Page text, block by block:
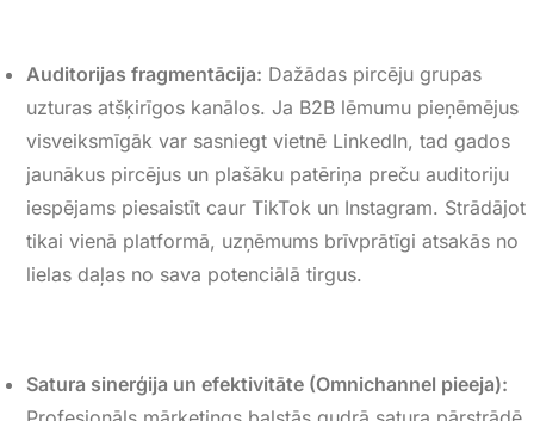
Auditorijas fragmentācija: Dažādas pircēju grupas
uzturas atšķirīgos kanālos. Ja B2B lēmumu pieņēmējus
visveiksmīgāk var sasniegt vietnē LinkedIn, tad gados
jaunākus pircējus un plašāku patēriņa preču auditoriju
iespējams piesaistīt caur TikTok un Instagram. Strādājot
tikai vienā platformā, uzņēmums brīvprātīgi atsakās no
lielas daļas no sava potenciālā tirgus.
Satura sinerģija un efektivitāte (Omnichannel pieeja):